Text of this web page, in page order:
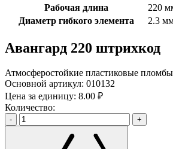
Рабочая длина
220
Диаметр гибкого элемента
2.3
Авангард 220 штрихкод
Атмосферостойкие пластиковые
Основной артикул: 010132
Цена за единицу: 8.00 ₽
Количество:
- +